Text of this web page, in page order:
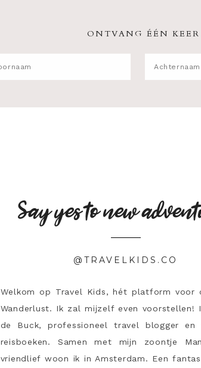
ONTVANG ÉÉN
Say yes to new
@TRAVELKIDS.CO
Welkom op Travel Kids, hét platform voor
Wanderlust. Ik zal mijzelf even voorstellen!
de Buck, professioneel travel blogger en
reisboeken. Samen met mijn zoontje
vriendlief woon ik in Amsterdam. Een